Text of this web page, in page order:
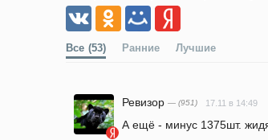
Все (53) Ранние Лучшие
Ревизор — (951) 17.11 в 14:49
А ещё - минус 1375шт.